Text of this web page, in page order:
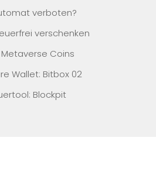
verboten?
verschenken
Coins
Wallet: Bitbox 02
Blockpit